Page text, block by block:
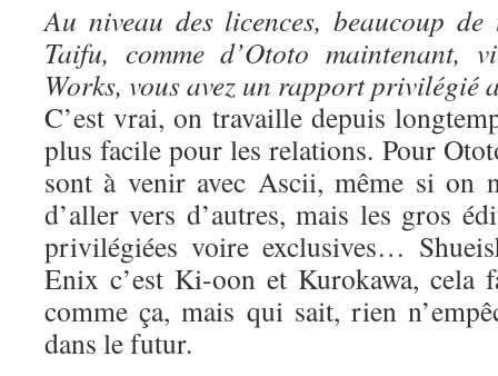
Au niveau des licences, beaucoup
Taifu, comme d’Ototo maintenant,
Works, vous avez un rapport privilégié
C’est vrai, on travaille depuis
plus facile pour les relations. Pour
sont à venir avec Ascii, même si on
d’aller vers d’autres, mais les gros
privilégiées voire exclusives…
Enix c’est Ki-oon et Kurokawa, cela
comme ça, mais qui sait, rien
dans le futur.